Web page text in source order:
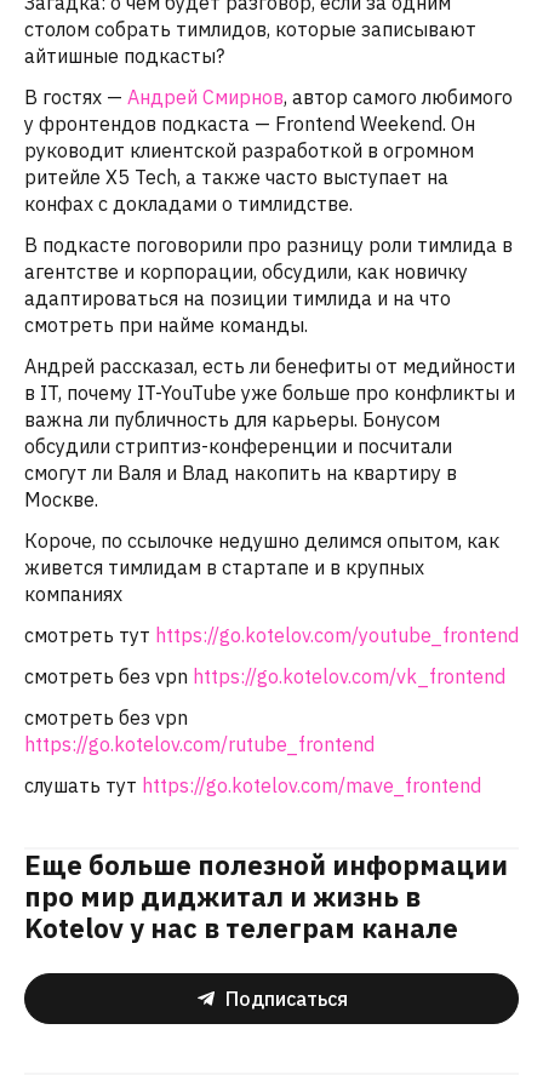
столом собрать тимлидов, которые записывают
айтишные подкасты?
В гостях — Андрей Смирнов, автор самого любимого
у фронтендов подкаста — Frontend Weekend. Он
руководит клиентской разработкой в огромном
ритейле X5 Tech, а также часто выступает на
конфах с докладами о тимлидстве.
В подкасте поговорили про разницу роли тимлида в
агентстве и корпорации, обсудили, как новичку
адаптироваться на позиции тимлида и на что
смотреть при найме команды.
Андрей рассказал, есть ли бенефиты от медийности
в IT, почему IT-YouTube уже больше про конфликты и
важна ли публичность для карьеры. Бонусом
обсудили стриптиз-конференции и посчитали
смогут ли Валя и Влад накопить на квартиру в
Москве.
Короче, по ссылочке недушно делимся опытом, как
живется тимлидам в стартапе и в крупных
компаниях
смотреть тут https://go.kotelov.com/youtube_frontend
смотреть без vpn https://go.kotelov.com/vk_frontend
смотреть без vpn
https://go.kotelov.com/rutube_frontend
слушать тут https://go.kotelov.com/mave_frontend
Еще больше полезной информации
про мир диджитал и жизнь в
Kotelov у нас в телеграм канале
Подписаться